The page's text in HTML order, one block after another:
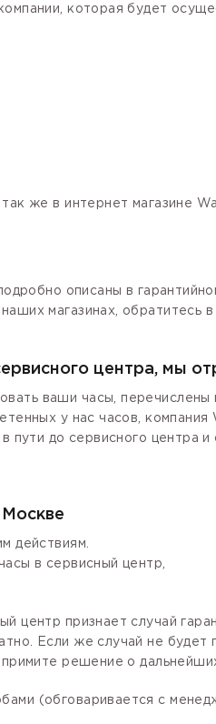
которая будет
же в интернет магазине
описаны в
магазинах, обратитесь
центра, мы
ваши часы,
у нас часов,
до сервисного центра
действиям.
в сервисный центр,
центр признает случай
Если же случай не будет
решение о
(обговаривается с